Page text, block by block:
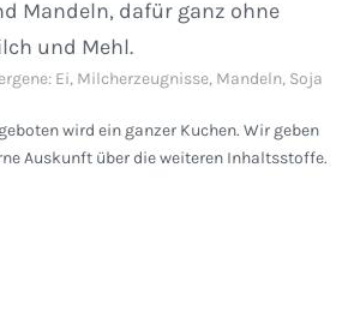
Mandeln, dafür ganz ohne
und Mehl.
Ei, Milcherzeugnisse, Mandeln, Soja
wird ein ganzer Kuchen. Wir geben
Auskunft über die weiteren Inhaltsstoffe.